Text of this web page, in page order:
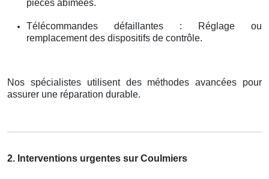
pièces abîmées.
Télécommandes défaillantes : Réglage ou
remplacement des dispositifs de contrôle.
Nos spécialistes utilisent des méthodes avancées pour
assurer une réparation durable.
2. Interventions urgentes sur Coulmiers